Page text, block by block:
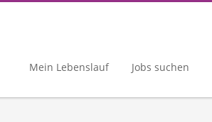
Mein Lebenslauf Jobs suchen